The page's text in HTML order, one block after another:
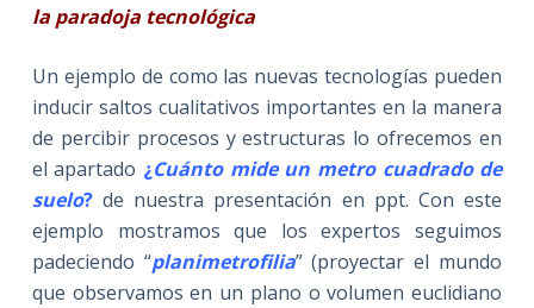
la paradoja tecnológica
Un ejemplo de como las nuevas tecnologías pueden
inducir saltos cualitativos importantes en la manera
de percibir procesos y estructuras lo ofrecemos en
el apartado ¿Cuánto mide un metro cuadrado de
suelo?de nuestra presentación en ppt. Con este
ejemplo mostramos que los expertos seguimos
padeciendo “planimetrofilia” (proyectar el mundo
que observamos en un plano o volumen euclidiano